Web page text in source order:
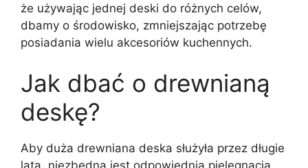
że używając jednej deski do różnych celów,
dbamy o środowisko, zmniejszając potrzebę
posiadania wielu akcesoriów kuchennych.
Jak dbać o drewnianą
deskę?
Aby duża drewniana deska służyła przez długie